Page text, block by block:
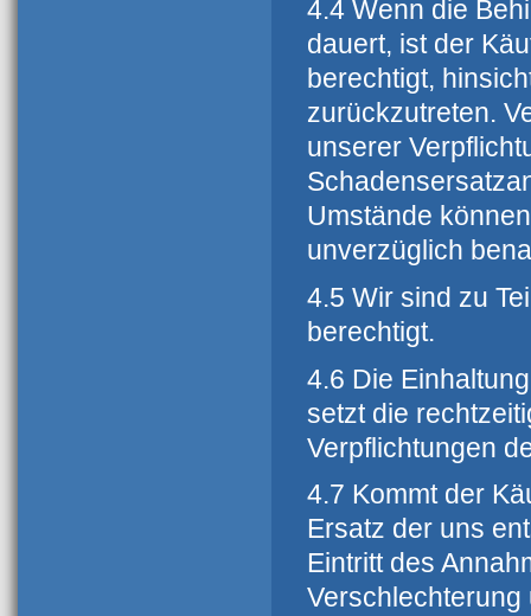
4.4 Wenn die
dauert, ist der
berechtigt,
zurückzutreten.
unserer
Umstände
unverzüglich
4.5 Wir sind zu
berechtigt.
4.6 Die
setzt die
Verpflichtungen
4.7 Kommt der
Ersatz der uns
Eintritt des
Verschlechterung